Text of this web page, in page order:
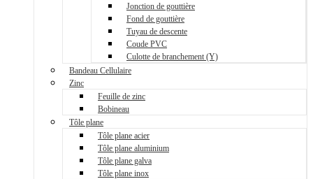
Jonction de gouttière
Fond de gouttière
Tuyau de descente
Coude PVC
Culotte de branchement (Y)
Bandeau Cellulaire
Zinc
Feuille de zinc
Bobineau
Tôle plane
Tôle plane acier
Tôle plane aluminium
Tôle plane galva
Tôle plane inox